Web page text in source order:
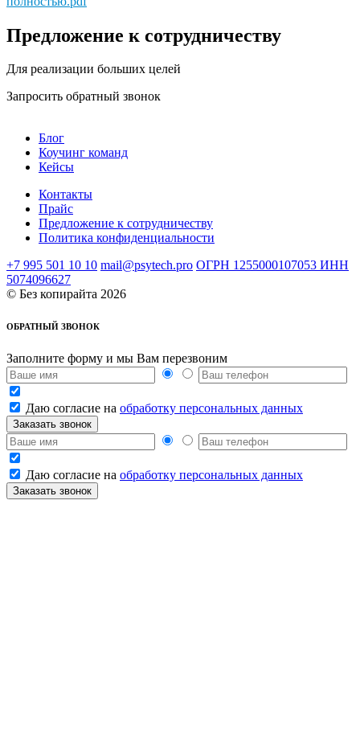
Предложение к сотрудничеству
Для реализации больших целей
Запросить обратный звонок
Блог
Коучинг команд
Кейсы
Контакты
Прайс
Предложение к сотрудничеству
Политика конфиденциальности
+7 995 501 10 10 mail@psytech.pro ОГРН 1255000107053 ИНН
5074096627
© Без копирайта 2026
ОБРАТНЫЙ ЗВОНОК
Заполните форму и мы Вам перезвоним
Даю согласие на обработку персональных данных
Даю согласие на обработку персональных данных